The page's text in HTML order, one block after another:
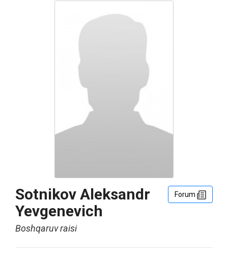
Forum
Sotnikov Aleksandr
Yevgenevich
Boshqaruv raisi